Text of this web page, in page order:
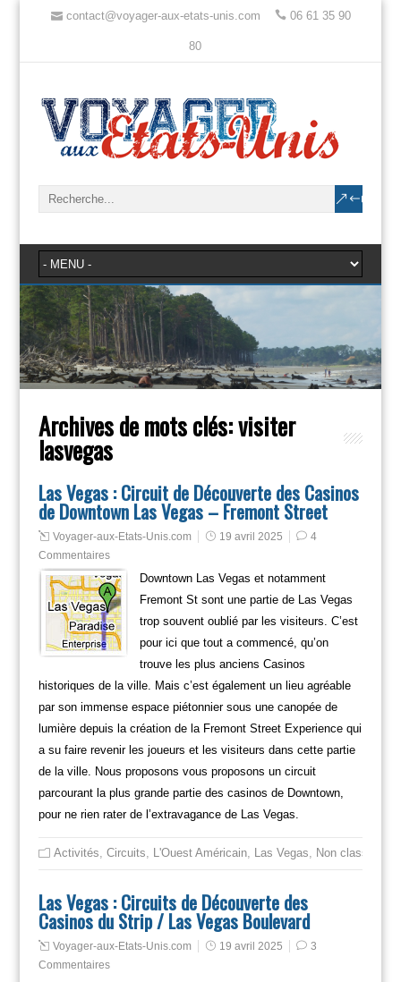
contact@voyager-aux-etats-unis.com 06 61 35 90
80
Archives de mots clés:visiter
lasvegas
Las Vegas : Circuit de Découverte des Casinos
de Downtown Las Vegas – Fremont Street
Voyager-aux-Etats-Unis.com 19 avril 2025
4
Commentaires
Downtown Las Vegas et notamment
Fremont St sont une partie de Las Vegas
trop souvent oublié par les visiteurs. C’est
pour ici que tout a commencé, qu’on
trouve les plus anciens Casinos
historiques de la ville. Mais c’est également un lieu agréable
par son immense espace piétonnier sous une canopée de
lumière depuis la création de la Fremont Street Experience qui
a su faire revenir les joueurs et les visiteurs dans cette partie
de la ville. Nous proposons vous proposons un circuit
parcourant la plus grande partie des casinos de Downtown,
pour ne rien rater de l’extravagance de Las Vegas.
Activités Circuits L'Ouest Américain, Las Vegas Non classé
Las Vegas : Circuits de Découverte des
Casinos du Strip / Las Vegas Boulevard
Voyager-aux-Etats-Unis.com 19 avril 2025
3
Commentaires